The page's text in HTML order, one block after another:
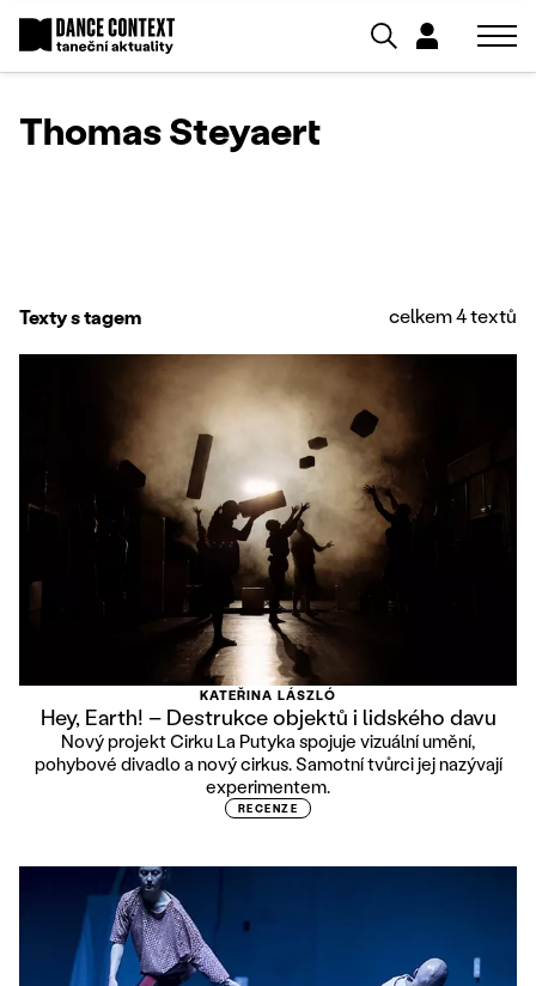
Thomas Steyaert
Texty s tagem celkem 4 textů
KATEŘINA LÁSZLÓ
Hey, Earth! – Destrukce objektů i lidského davu
Nový projekt Cirku La Putyka spojuje vizuální umění,
pohybové divadlo a nový cirkus. Samotní tvůrci jej nazývají
experimentem.
RECENZE